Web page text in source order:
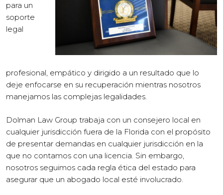
para un
soporte
legal
profesional, empático y dirigido a un resultado que lo
deje enfocarse en su recuperación mientras nosotros
manejamos las complejas legalidades.
Dolman Law Group trabaja con un consejero local en
cualquier jurisdicción fuera de la Florida con el propósito
de presentar demandas en cualquier jurisdicción en la
que no contamos con una licencia. Sin embargo,
nosotros seguimos cada regla ética del estado para
asegurar que un abogado local esté involucrado.